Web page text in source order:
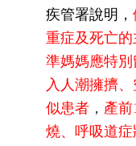
疾管署說明，
重症及死亡
準媽媽應特
入人潮擁擠
似患者， 產
燒、呼吸道症